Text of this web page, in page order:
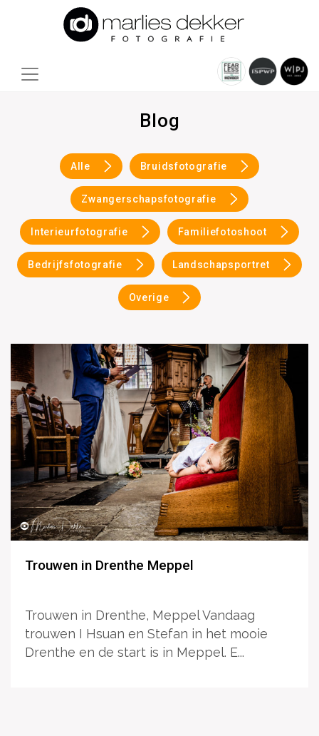
Blog
Alle Bruidsfotografie
Zwangerschapsfotografie
Interieurfotografie Familiefotoshoot
Bedrijfsfotografie Landschapsportret
Overige
Trouwen in Drenthe Meppel
Trouwen in Drenthe, Meppel Vandaag
trouwen I Hsuan en Stefan in het mooie
Drenthe en de start is in Meppel. E...